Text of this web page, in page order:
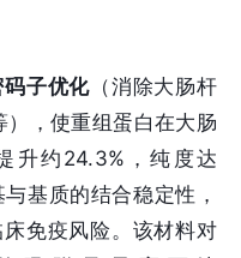
码子优化 （消除大肠杆
，使重组蛋白在大肠
升约24.3%，纯度达
基质的结合稳定性，
免疫风险。该材料对